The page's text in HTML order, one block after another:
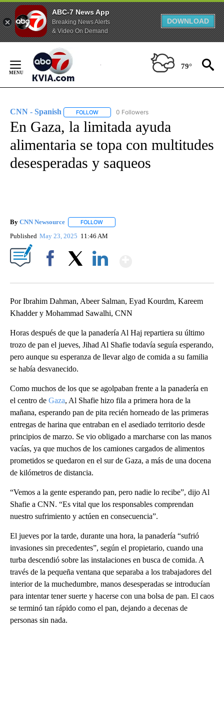
ABC-7 News App
Breaking News Alerts
& Video On Demand
DOWNLOAD
Content
79°
CNN - Spanish FOLLOW FOLLOW "CNN - SPANISH" TO RECEIVE
0 Followers
En Gaza, la limitada ayuda
alimentaria se topa con multitudes
desesperadas y saqueos
By CNN Newsource FOLLOW
Published May 23, 2025 11:46 AM
Por Ibrahim Dahman, Abeer Salman, Eyad Kourdm, Kareem
Khadder y Mohammad Sawalhi, CNN
Horas después de que la panadería Al Haj repartiera su último
trozo de pan el jueves, Jihad Al Shafie todavía seguía esperando,
pero aunque su esperanza de llevar algo de comida a su familia
se había desvanecido.
Como muchos de los que se agolpaban frente a la panadería en
el centro de Gaza, Al Shafie hizo fila a primera hora de la
mañana, esperando pan de pita recién horneado de las primeras
entregas de harina que entraban en el asediado territorio desde
principios de marzo. Se vio obligado a marcharse con las manos
vacías, ya que muchos de los camiones cargados de alimentos
prometidos se quedaron en el sur de Gaza, a más de una docena
de kilómetros de distancia.
“Vemos a la gente esperando pan, pero nadie lo recibe”, dijo Al
Shafie a CNN. “Es vital que los responsables comprendan
nuestro sufrimiento y actúen en consecuencia”.
El jueves por la tarde, durante una hora, la panadería “sufrió
invasiones sin precedentes”, según el propietario, cuando una
turba descendió sobre las instalaciones en busca de comida. A
través de la pequeña ventana que separaba a los trabajadores del
interior de la muchedumbre, manos desesperadas se introducían
para intentar tener suerte y hacerse con una bolsa de pan. El caos
se terminó tan rápido como el pan, dejando a decenas de
personas sin nada.